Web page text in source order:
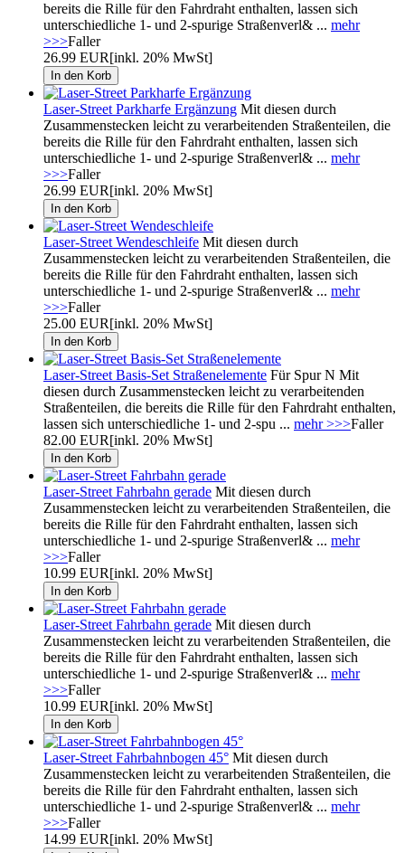
bereits die Rille für den Fahrdraht enthalten, lassen sich
unterschiedliche 1- und 2-spurige Straßenverl& ... mehr
>>>Faller
26.99 EUR[inkl. 20% MwSt]
Laser-Street Parkharfe Ergänzung Mit diesen durch
Zusammenstecken leicht zu verarbeitenden Straßenteilen, die
bereits die Rille für den Fahrdraht enthalten, lassen sich
unterschiedliche 1- und 2-spurige Straßenverl& ... mehr
>>>Faller
26.99 EUR[inkl. 20% MwSt]
Laser-Street Wendeschleife Mit diesen durch
Zusammenstecken leicht zu verarbeitenden Straßenteilen, die
bereits die Rille für den Fahrdraht enthalten, lassen sich
unterschiedliche 1- und 2-spurige Straßenverl& ... mehr
>>>Faller
25.00 EUR[inkl. 20% MwSt]
Laser-Street Basis-Set Straßenelemente Für Spur N Mit
diesen durch Zusammenstecken leicht zu verarbeitenden
Straßenteilen, die bereits die Rille für den Fahrdraht enthalten,
lassen sich unterschiedliche 1- und 2-spu ... mehr >>>Faller
82.00 EUR[inkl. 20% MwSt]
Laser-Street Fahrbahn gerade Mit diesen durch
Zusammenstecken leicht zu verarbeitenden Straßenteilen, die
bereits die Rille für den Fahrdraht enthalten, lassen sich
unterschiedliche 1- und 2-spurige Straßenverl& ... mehr
>>>Faller
10.99 EUR[inkl. 20% MwSt]
Laser-Street Fahrbahn gerade Mit diesen durch
Zusammenstecken leicht zu verarbeitenden Straßenteilen, die
bereits die Rille für den Fahrdraht enthalten, lassen sich
unterschiedliche 1- und 2-spurige Straßenverl& ... mehr
>>>Faller
10.99 EUR[inkl. 20% MwSt]
Laser-Street Fahrbahnbogen 45° Mit diesen durch
Zusammenstecken leicht zu verarbeitenden Straßenteilen, die
bereits die Rille für den Fahrdraht enthalten, lassen sich
unterschiedliche 1- und 2-spurige Straßenverl& ... mehr
>>>Faller
14.99 EUR[inkl. 20% MwSt]